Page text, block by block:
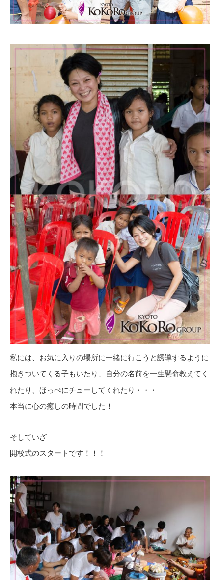
私には、お気に入りの場所に一緒に行こうと誘導するように
抱きついてくる子もいたり、自分の名前を一生懸命教えてく
れたり、ほっぺにチューしてくれたり・・・
本当に心の癒しの時間でした！
そしていざ
開校式のスタートです！！！